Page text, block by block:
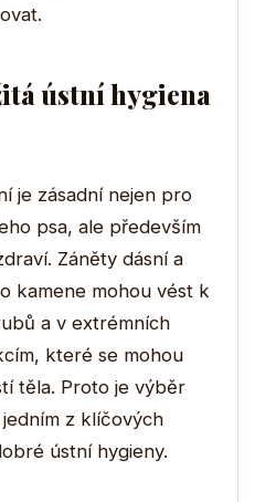
ústní hygiena
je zásadní nejen pro
psa, ale především
Záněty dásní a
kamene mohou vést k
a v extrémních
které se mohou
těla. Proto je výběr
z klíčových
ústní hygieny.